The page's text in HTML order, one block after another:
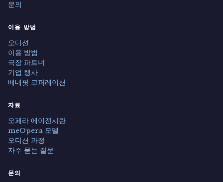
문의
이용 방법
오디션
이용 방법
극장 파트너
기업 행사
베네핏 코퍼레이션
자료
오페라 에이전시란
meOpera 모델
오디션 과정
자주 묻는 질문
문의